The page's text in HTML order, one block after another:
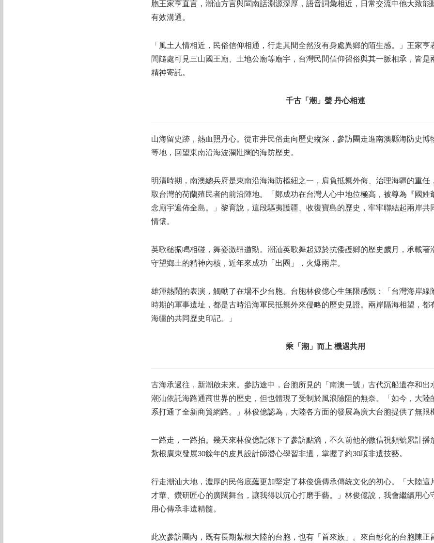
胞王家亨直言，潮汕方言與閩南話淵源深厚，語音詞彙相近，日常交流中他大致能
有效溝通。
「風土人情相近，民俗信仰相通，行走其間全然沒有身處異鄉的陌生感。」王家亨
間隨處可見三山國王廟、土地公廟等廟宇，台灣民間信仰習俗與其一脈相承，皆是
精神寄託。
千古「潮」聲 丹心相連
山海留史跡，熱血照丹心。從市井民俗走向歷史縱深，參訪團走進南澳縣海防史博
等地，回望東南沿海波瀾壯闊的海防歷史。
明清時期，南澳總兵府是東南沿海海防樞紐之一，肩負抵禦外侮、治理海疆的重任
取台灣的荷蘭殖民者的前沿陣地。「鄭成功在台灣人心中地位極高，被尊為『國姓
念廟宇遍佈全島。」黎育說，這段驅夷護疆、收復寶島的歷史，牢牢聯結起兩岸共
情懷。
英歌槌振鳴相碰，舞姿激昂遒勁。潮汕英歌舞起源於抗倭護鄉的歷史歲月，承載著
守望鄉土的精神內核，近年來成功「出圈」，火爆兩岸。
雄渾熱鬧的表演，觸動了在場不少台胞。台胞林俊億心生無限感慨：「台灣海岸線
時期的軍事遺址，都是古時沿海軍民抵禦外來侵略的歷史見證。兩岸隔海相望，都
海疆的共同歷史印記。」
乘「潮」而上 機遇共用
古海承過往，新潮啟未來。參訪途中，台胞所見的「南澳一號」古代沉船遺存和出
潮汕依託海路通商世界的歷史，但也體現了受制於風浪險阻的無奈。「如今，大陸
系打通了全新商貿網路。」林俊億認為，大陸各方面的發展為廣大台胞提供了無限
一路走，一路拍。幾天來林俊億記錄下了參訪點滴，不久前他的微信視頻號累計播
紮根廣東發展30餘年的皮具設計師潛心學習非遺，掌握了約30項非遺技藝。
行走潮汕大地，濃厚的民俗底蘊更加堅定了林俊億傳承傳統文化的初心。「大陸這
才華、鑽研匠心的廣闊舞台，讓我得以沉心打磨手藝。」林俊億說，我會繼續用心
用心傳承非遺精髓。
此次參訪團內，既有長期紮根大陸的台胞，也有「首來族」。來自彰化的台胞陳正